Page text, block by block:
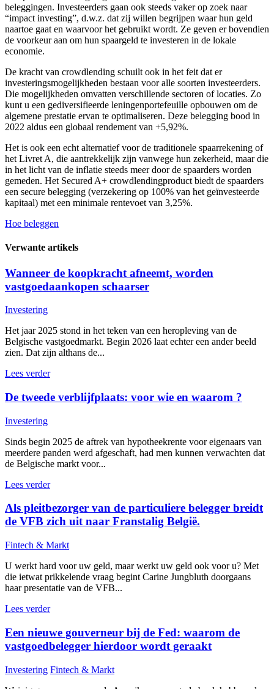
beleggingen. Investeerders gaan ook steeds vaker op zoek naar
“impact investing”, d.w.z. dat zij willen begrijpen waar hun geld
naartoe gaat en waarvoor het gebruikt wordt. Ze geven er bovendien
de voorkeur aan om hun spaargeld te investeren in de lokale
economie.
De kracht van crowdlending schuilt ook in het feit dat er
investeringsmogelijkheden bestaan voor alle soorten investeerders.
Die mogelijkheden omvatten verschillende sectoren of locaties. Zo
kunt u een gediversifieerde leningenportefeuille opbouwen om de
algemene prestatie ervan te optimaliseren. Deze belegging bood in
2022 aldus een globaal rendement van +5,92%.
Het is ook een echt alternatief voor de traditionele spaarrekening of
het Livret A, die aantrekkelijk zijn vanwege hun zekerheid, maar die
in het licht van de inflatie steeds meer door de spaarders worden
gemeden. Het Secured A+ crowdlendingproduct biedt de spaarders
een secure belegging (verzekering op 100% van het geïnvesteerde
kapitaal) met een minimale rentevoet van 3,25%.
Hoe beleggen
Verwante artikels
Wanneer de koopkracht afneemt, worden
vastgoedaankopen schaarser
Investering
Het jaar 2025 stond in het teken van een heropleving van de
Belgische vastgoedmarkt. Begin 2026 laat echter een ander beeld
zien. Dat zijn althans de...
Lees verder
De tweede verblijfplaats: voor wie en waarom ?
Investering
Sinds begin 2025 de aftrek van hypotheekrente voor eigenaars van
meerdere panden werd afgeschaft, had men kunnen verwachten dat
de Belgische markt voor...
Lees verder
Als pleitbezorger van de particuliere belegger breidt
de VFB zich uit naar Franstalig België.
Fintech & Markt
U werkt hard voor uw geld, maar werkt uw geld ook voor u? Met
die ietwat prikkelende vraag begint Carine Jungbluth doorgaans
haar presentatie van de VFB...
Lees verder
Een nieuwe gouverneur bij de Fed: waarom de
vastgoedbelegger hierdoor wordt geraakt
Investering Fintech & Markt